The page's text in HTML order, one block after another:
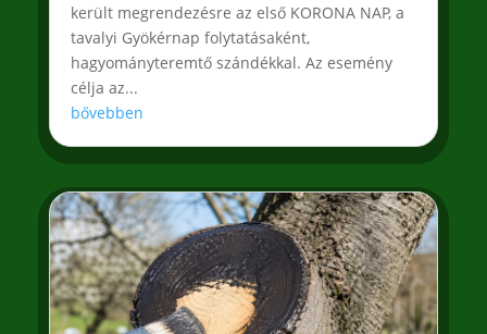
került megrendezésre az első KORONA NAP, a
tavalyi Gyökérnap folytatásaként,
hagyományteremtő szándékkal. Az esemény
célja az...
bővebben